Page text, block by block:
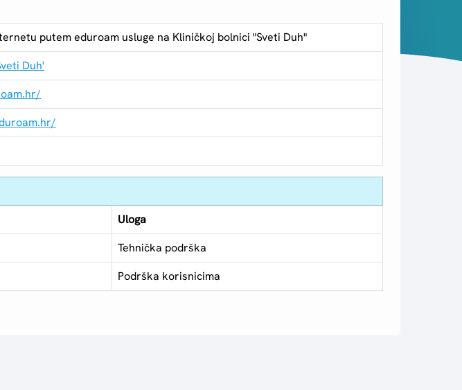
putem eduroam usluge na Kliničkoj bolnici "Sveti Duh"
Duh'
Uloga
Tehnička podrška
Podrška korisnicima